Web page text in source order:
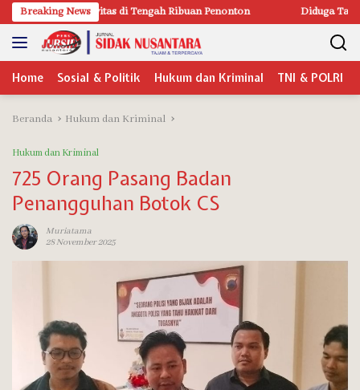
Langsung
ke
konten
Breaking News
di Tengah Ribuan Penonton Diduga Tak Sesuai Spesifikasi,
Home Sosial & Politik Hukum dan Kriminal TNI & POLRI
Beranda Hukum dan Kriminal
Hukum dan Kriminal
725 Orang Pasang Badan
Penangguhan Botok CS
Muriatama
28 November 2025